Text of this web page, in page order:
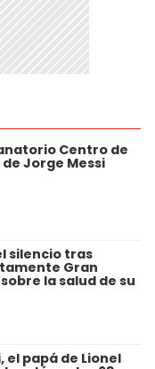
Centro de
Jorge Messi
silencio tras
Gran
la salud de su
el papá de Lionel